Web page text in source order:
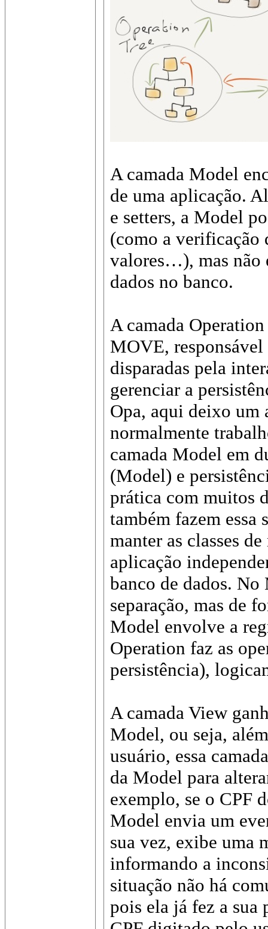
A camada Model
de uma aplicação.
e setters, a Model
(como a verificação
valores…), mas não
dados no banco.
A camada
MOVE, responsável
disparadas pela
gerenciar a
Opa, aqui deixo um
normalmente
camada Model em
(Model) e
prática com muitos
também fazem essa
manter as classes
aplicação
banco de dados. No
separação, mas de
Model envolve a
Operation faz as
persistência),
A camada View
Model, ou seja,
usuário, essa
da Model para
exemplo, se o CPF
Model envia um
sua vez, exibe uma
informando a
situação não há
pois ela já fez a sua